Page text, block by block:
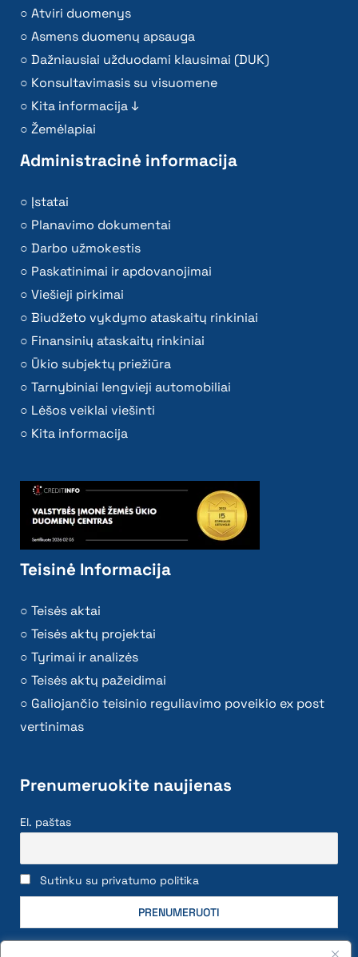
Atviri duomenys
Asmens duomenų apsauga
Dažniausiai užduodami klausimai (DUK)
Konsultavimasis su visuomene
Kita informacija ↓
Žemėlapiai
Administracinė informacija
Įstatai
Planavimo dokumentai
Darbo užmokestis
Paskatinimai ir apdovanojimai
Viešieji pirkimai
Biudžeto vykdymo ataskaitų rinkiniai
Finansinių ataskaitų rinkiniai
Ūkio subjektų priežiūra
Tarnybiniai lengvieji automobiliai
Lėšos veiklai viešinti
Kita informacija
Teisinė Informacija
Teisės aktai
Teisės aktų projektai
Tyrimai ir analizės
Teisės aktų pažeidimai
Galiojančio teisinio reguliavimo poveikio ex post
vertinimas
Prenumeruokite naujienas
El. paštas
Sutinku su privatumo politika